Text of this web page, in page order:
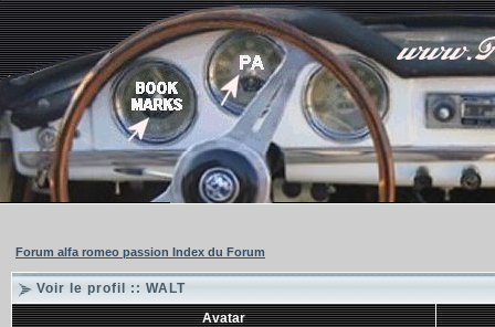
Forum alfa romeo passion Index du Forum
Voir le profil :: WALT
Avatar